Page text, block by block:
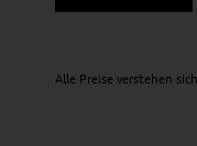
Alle Preise verstehen